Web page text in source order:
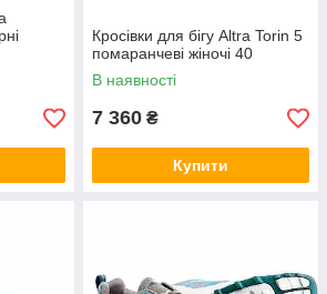
Кросівки для бігу Altra Torin 5
помаранчеві жіночі 40
В наявності
7 360 ₴
Купити